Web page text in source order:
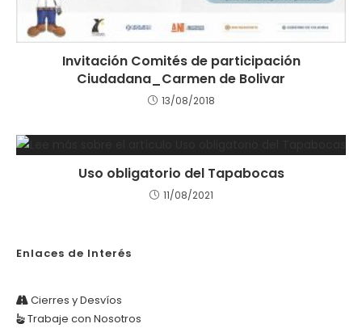
Invitación Comités de participación
Ciudadana_Carmen de Bolivar
13/08/2018
Uso obligatorio del Tapabocas
11/08/2021
Enlaces de Interés
Cierres y Desvíos
Trabaje con Nosotros